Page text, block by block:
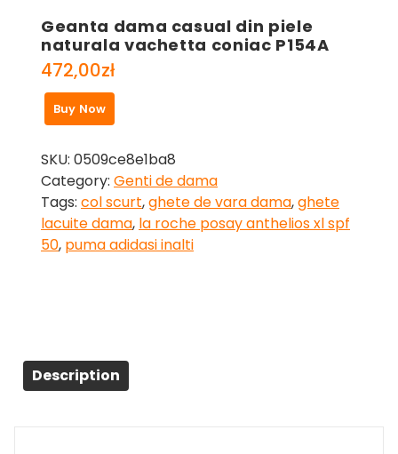
Geanta dama casual din piele
naturala vachetta coniac P154A
472,00zł
Buy Now
SKU: 0509ce8e1ba8
Category: Genti de dama
Tags: col scurt,ghete de vara dama,ghete
lacuite dama, la roche posay anthelios xl spf
50, puma adidasi inalti
Description